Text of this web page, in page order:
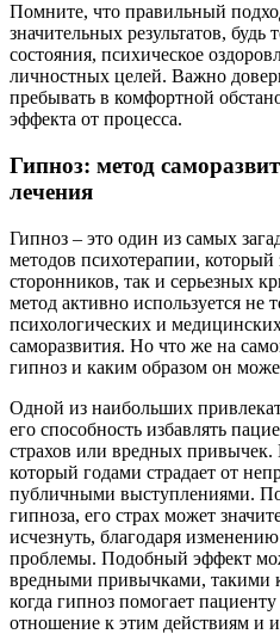
Помните, что правильный
значительных результатов,
состояния, психическое
личностных целей. Важно
пребывать в комфортной
эффекта от процесса.
Гипноз: метод
лечения
Гипноз – это один из самых
методов психотерапии,
сторонников, так и серьезных
метод активно используется не
психологических и
саморазвития. Но что же на
гипноз и каким образом он
Одной из наибольших
его способность избавлять
страхов или вредных привычек.
который годами страдает от
публичными выступлениями.
гипноза, его страх может
исчезнуть, благодаря
проблемы. Подобный эффект
вредными привычками, такими
когда гипноз помогает
отношение к этим действиям и